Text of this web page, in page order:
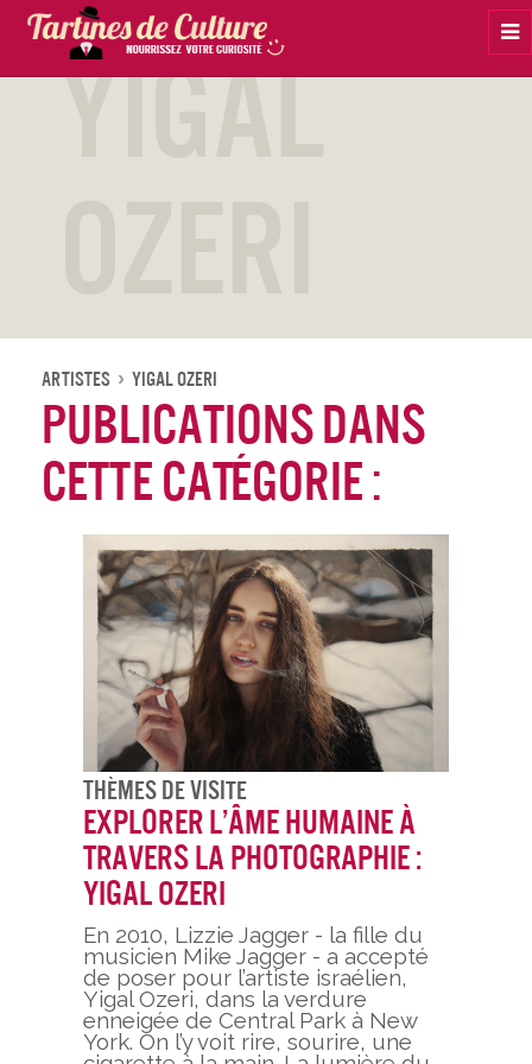
Yigal
Artistes Yigal Ozeri
Publications dans
cette catégorie :
Thèmes De Visite
Explorer l’âme humaine à
travers la photographie :
Yigal Ozeri
En 2010, Lizzie Jagger - la fille du
musicien Mike Jagger - a accepté
de poser pour l’artiste israélien,
Yigal Ozeri, dans la verdure
enneigée de Central Park à New
York. On l’y voit rire, sourire, une